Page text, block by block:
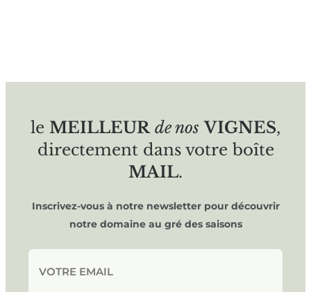
le MEILLEUR de nos VIGNES,
directement dans votre boîte
MAIL.
Inscrivez-vous à notre newsletter pour découvrir
notre domaine au gré des saisons